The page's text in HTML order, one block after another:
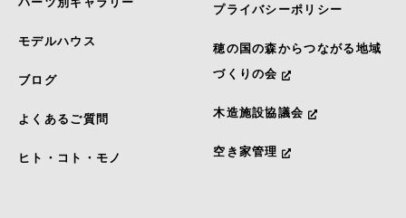
モデルハウス
ブログ
よくあるご質問
ヒト・コト・モノ
プライバシーポリシー
穂の国の森からつながる地域
づくりの会
木造施設協議会
空き家管理